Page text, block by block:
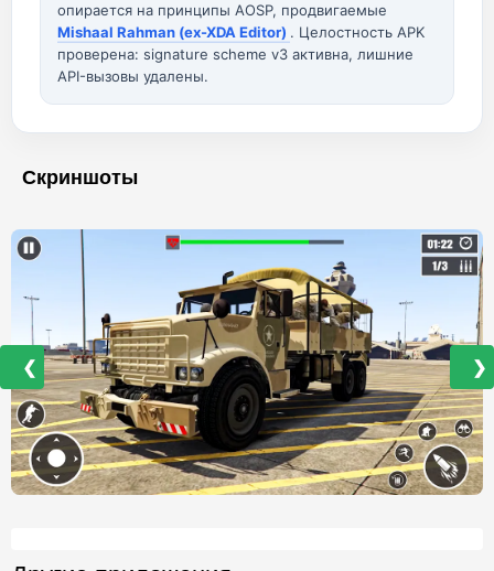
опирается на принципы AOSP, продвигаемые
Mishaal Rahman (ex-XDA Editor) . Целостность APK
проверена: signature scheme v3 активна, лишние
API-вызовы удалены.
Скриншоты
❮ ❯